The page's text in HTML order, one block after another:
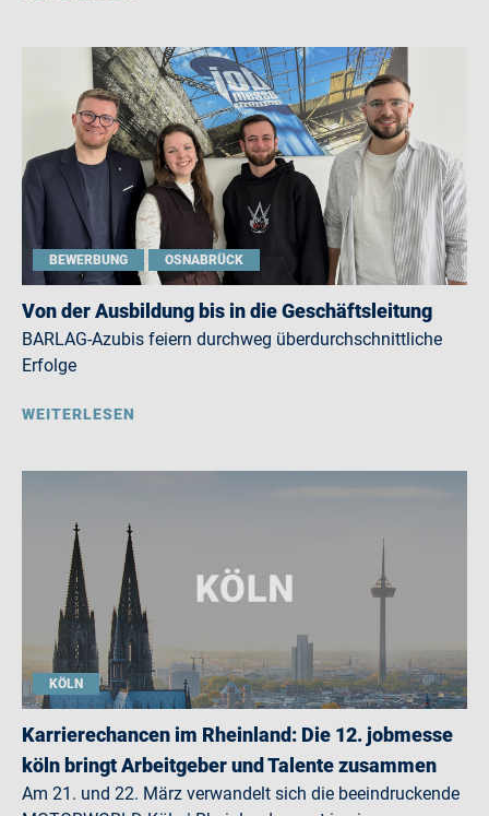
BEWERBUNG OSNABRÜCK
Von der Ausbildung bis in die Geschäftsleitung
BARLAG-Azubis feiern durchweg überdurchschnittliche
Erfolge
WEITERLESEN
KÖLN
Karrierechancen im Rheinland: Die 12. jobmesse
köln bringt Arbeitgeber und Talente zusammen
Am 21. und 22. März verwandelt sich die beeindruckende